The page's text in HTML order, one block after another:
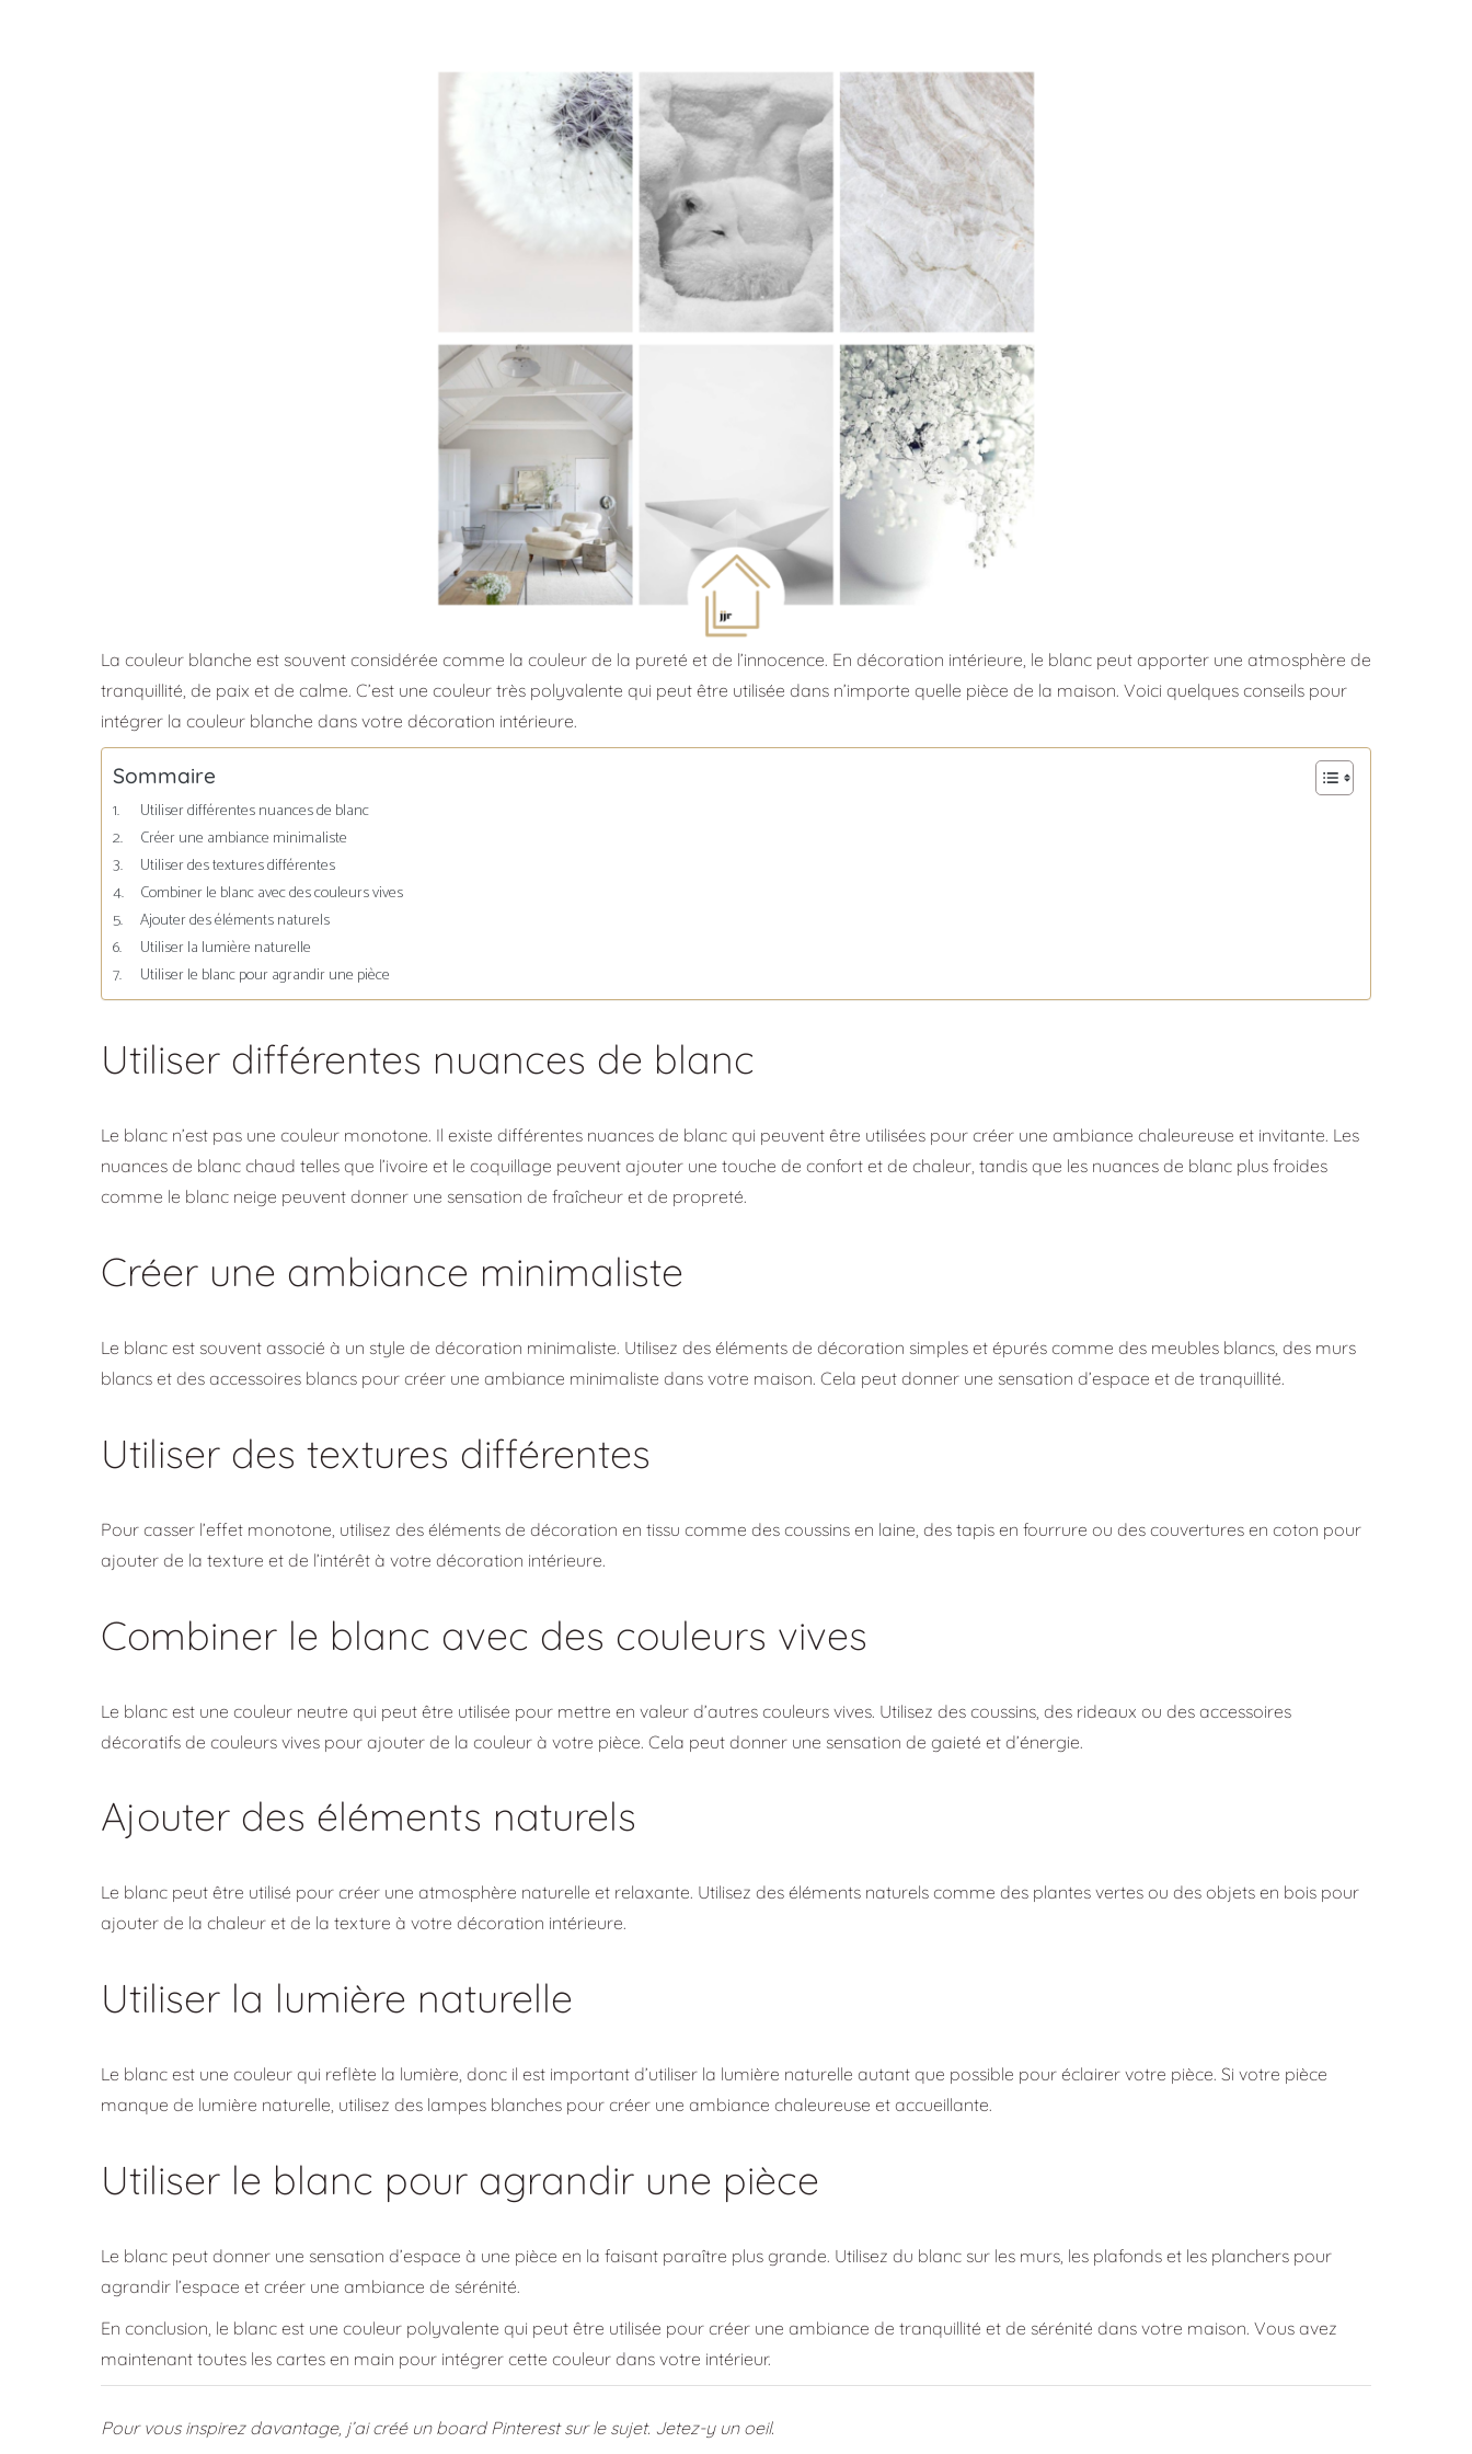
La couleur blanche est souvent considérée comme la couleur de la pureté et de l’innocence. En décoration intérieure, le blanc peut apporter une atmosphère de
tranquillité, de paix et de calme. C’est une couleur très polyvalente qui peut être utilisée dans n’importe quelle pièce de la maison. Voici quelques conseils pour
intégrer la couleur blanche dans votre décoration intérieure.
Sommaire
Utiliser différentes nuances de blanc
Créer une ambiance minimaliste
Utiliser des textures différentes
Combiner le blanc avec des couleurs vives
Ajouter des éléments naturels
Utiliser la lumière naturelle
Utiliser le blanc pour agrandir une pièce
Utiliser différentes nuances de blanc
Le blanc n’est pas une couleur monotone. Il existe différentes nuances de blanc qui peuvent être utilisées pour créer une ambiance chaleureuse et invitante. Les
nuances de blanc chaud telles que l’ivoire et le coquillage peuvent ajouter une touche de confort et de chaleur, tandis que les nuances de blanc plus froides
comme le blanc neige peuvent donner une sensation de fraîcheur et de propreté.
Créer une ambiance minimaliste
Le blanc est souvent associé à un style de décoration minimaliste. Utilisez des éléments de décoration simples et épurés comme des meubles blancs, des murs
blancs et des accessoires blancs pour créer une ambiance minimaliste dans votre maison. Cela peut donner une sensation d’espace et de tranquillité.
Utiliser des textures différentes
Pour casser l’effet monotone, utilisez des éléments de décoration en tissu comme des coussins en laine, des tapis en fourrure ou des couvertures en coton pour
ajouter de la texture et de l’intérêt à votre décoration intérieure.
Combiner le blanc avec des couleurs vives
Le blanc est une couleur neutre qui peut être utilisée pour mettre en valeur d’autres couleurs vives. Utilisez des coussins, des rideaux ou des accessoires
décoratifs de couleurs vives pour ajouter de la couleur à votre pièce. Cela peut donner une sensation de gaieté et d’énergie.
Ajouter des éléments naturels
Le blanc peut être utilisé pour créer une atmosphère naturelle et relaxante. Utilisez des éléments naturels comme des plantes vertes ou des objets en bois pour
ajouter de la chaleur et de la texture à votre décoration intérieure.
Utiliser la lumière naturelle
Le blanc est une couleur qui reflète la lumière, donc il est important d’utiliser la lumière naturelle autant que possible pour éclairer votre pièce. Si votre pièce
manque de lumière naturelle, utilisez des lampes blanches pour créer une ambiance chaleureuse et accueillante.
Utiliser le blanc pour agrandir une pièce
Le blanc peut donner une sensation d’espace à une pièce en la faisant paraître plus grande. Utilisez du blanc sur les murs, les plafonds et les planchers pour
agrandir l’espace et créer une ambiance de sérénité.
En conclusion, le blanc est une couleur polyvalente qui peut être utilisée pour créer une ambiance de tranquillité et de sérénité dans votre maison. Vous avez
maintenant toutes les cartes en main pour intégrer cette couleur dans votre intérieur.
Pour vous inspirez davantage, j’ai créé un board Pinterest sur le sujet. Jetez-y un oeil.